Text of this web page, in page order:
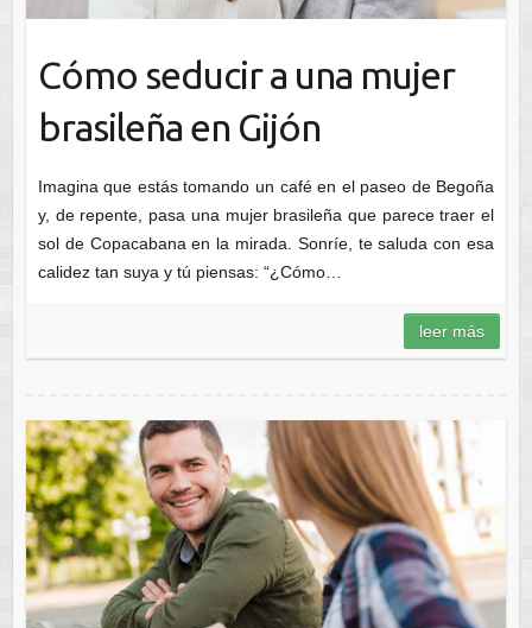
Cómo seducir a una mujer
brasileña en Gijón
Imagina que estás tomando un café en el paseo de Begoña
y, de repente, pasa una mujer brasileña que parece traer el
sol de Copacabana en la mirada. Sonríe, te saluda con esa
calidez tan suya y tú piensas: “¿Cómo…
leer más